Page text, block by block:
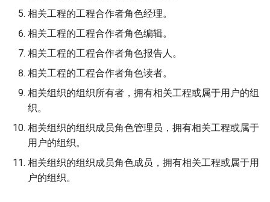
Variables
实时默认值
Shared datasets
插件
Multilingual project support
Vanilla surveys
Heritage impact assessment
相关工程的工程合作者角色经理。
相关工程的工程合作者角色编辑。
相关工程的工程合作者角色报告人。
相关工程的工程合作者角色读者。
相关组织的组织所有者，拥有相关工程或属于用户的组
织。
相关组织的组织成员角色管理员，拥有相关工程或属于
用户的组织。
相关组织的组织成员角色成员，拥有相关工程或属于用
户的组织。